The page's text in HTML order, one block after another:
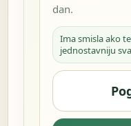
dan.
Ima smisla ako
jednostavniju